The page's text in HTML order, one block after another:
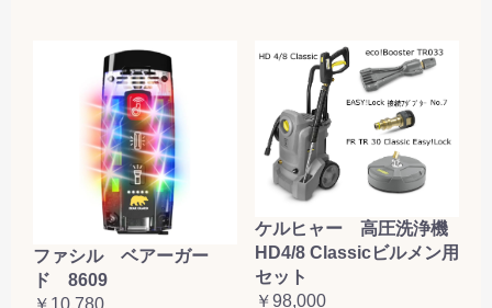
ファシル ベアーガー
ド 8609
￥10,780
ケルヒャー 高圧洗浄機
HD4/8 Classicビルメン用
セット
￥98,000